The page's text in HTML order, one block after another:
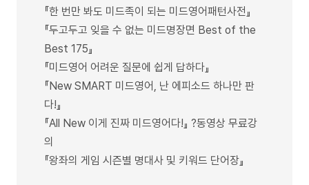
『한 번만 봐도 미드족이 되는 미드영어패턴사전』
『두고두고 잊을 수 없는 미드명장면 Best of the
Best 175』
『미드영어 어려운 질문에 쉽게 답하다』
『New SMART 미드영어, 난 에피소드 하나만 판
다!』
『All New 이게 진짜 미드영어다!』 ?동영상 무료강
의
『왕좌의 게임 시즌별 명대사 및 키워드 단어장』